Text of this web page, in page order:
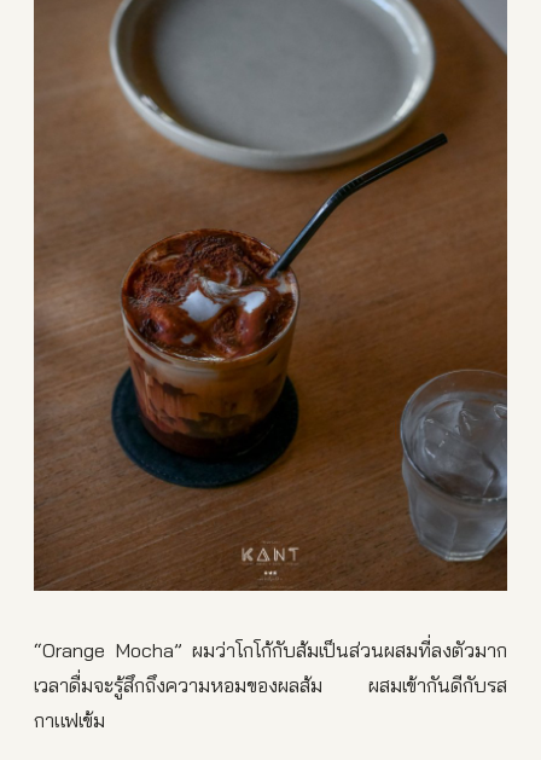
“Orange Mocha” ผมว่าโกโก้กับส้มเป็นส่วนผสมที่ลงตัวมาก
เวลาดื่มจะรู้สึกถึงความหอมของผลส้ม ผสมเข้ากันดีกับรส
กาแฟเข้ม